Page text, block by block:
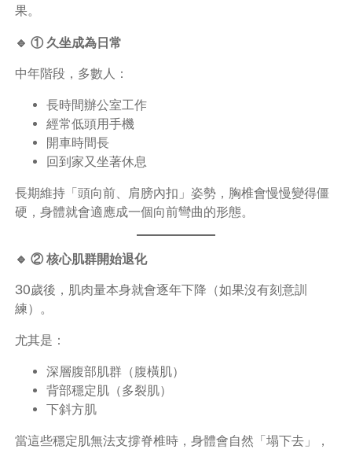
果。
🔹 ① 久坐成為日常
中年階段，多數人：
長時間辦公室工作
經常低頭用手機
開車時間長
回到家又坐著休息
長期維持「頭向前、肩膀內扣」姿勢，胸椎會慢慢變得僵
硬，身體就會適應成一個向前彎曲的形態。
🔹 ② 核心肌群開始退化
30歲後，肌肉量本身就會逐年下降（如果沒有刻意訓
練）。
尤其是：
深層腹部肌群（腹橫肌）
背部穩定肌（多裂肌）
下斜方肌
當這些穩定肌無法支撐脊椎時，身體會自然「塌下去」，